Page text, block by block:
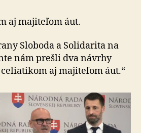
zákonov
aj majiteľom áut.
Sloboda a Solidarita na
nám prešli dva návrhy
aj majiteľom áut.“